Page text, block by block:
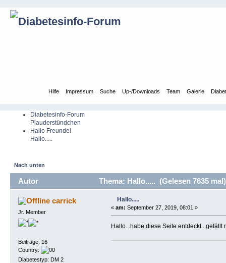
Hilfe Impressum Suche Up-/Downloads Team Galerie
Diabetesinfo-Forum
Plauderstündchen
Hallo Freunde!
Hallo.....
Nach unten
Autor Thema: Hallo..... (Gelesen 7635 mal)
carrick
Jr. Member
Beiträge: 16
Country:
Diabetestyp: DM 2
Hallo.....
« am: September 27, 2019, 08:01 »
Hallo...habe diese Seite